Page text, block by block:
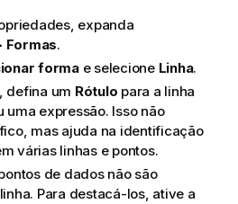
expanda
Formas.
formae selecione Linha.
defina um Rótulo para a linha
uma expressão. Isso não
mas ajuda na identificação
várias linhas e pontos.
de dados não são
Para destacá-los, ative a